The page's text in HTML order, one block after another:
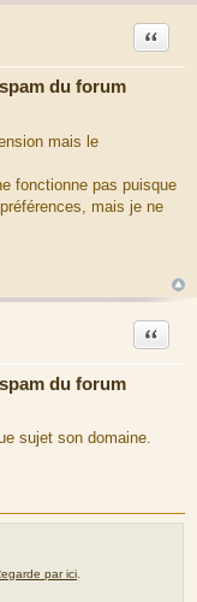
du forum
Citation
mais le
fonctionne pas puisque
mais je ne
du forum
Citation
sujet son domaine.
par ici.